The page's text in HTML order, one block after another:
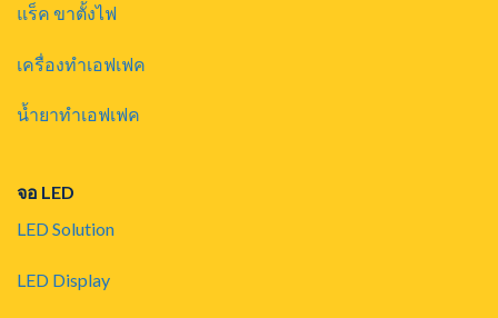
แร็ค ขาตั้งไฟ
เครื่องทำเอฟเฟค
น้ำยาทำเอฟเฟค
จอ LED
LED Solution
LED Display